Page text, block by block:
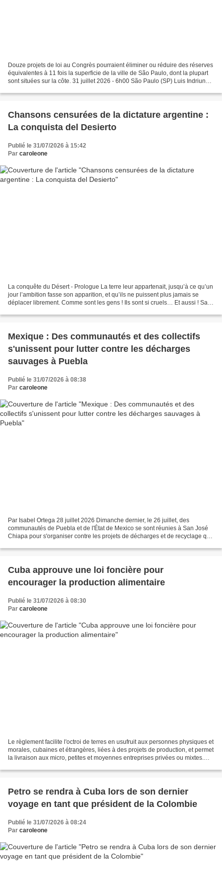
Douze projets de loi au Congrès pourraient éliminer ou réduire des réserves
équivalentes à 11 fois la superficie de la ville de São Paulo, dont la plupart
sont situées sur la côte. 31 juillet 2026 - 6h00 São Paulo (SP) Luis Indriunas
Chansons censurées de la dictature argentine :
La conquista del Desierto
Publié le 31/07/2026 à 15:42
Par caroleone
La conquête du Désert - Prologue La terre leur appartenait, jusqu’à ce qu’un
jour l’ambition fasse son apparition, et qu’ils ne puissent plus jamais se
déplacer librement. Comme sont les gens ! Ils sont si cruels… Et aussi ! Sans
Mexique : Des communautés et des collectifs
s'unissent pour lutter contre les décharges
sauvages à Puebla
Publié le 31/07/2026 à 08:38
Par caroleone
Par Isabel Ortega 28 juillet 2026 Dimanche dernier, le 26 juillet, des
communautés de Puebla et de l'État de Mexico se sont réunies à San José
Chiapa pour s'organiser contre les projets de décharges et de recyclage qui
Cuba approuve une loi foncière pour
encourager la production alimentaire
Publié le 31/07/2026 à 08:30
Par caroleone
Le règlement facilite l'octroi de terres en usufruit aux personnes physiques et
morales, cubaines et étrangères, liées à des projets de production, et permet
la livraison aux micro, petites et moyennes entreprises privées ou mixtes.
Petro se rendra à Cuba lors de son dernier
voyage en tant que président de la Colombie
Publié le 31/07/2026 à 08:24
Par caroleone